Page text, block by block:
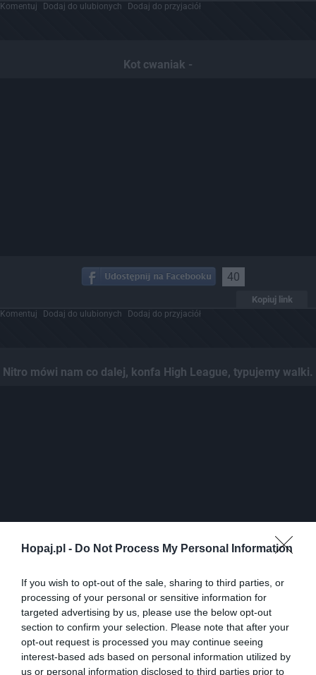
Hopaj.pl - Do Not Process My Personal Information
If you wish to opt-out of the sale, sharing to third parties, or
processing of your personal or sensitive information for
targeted advertising by us, please use the below opt-out
section to confirm your selection. Please note that after your
opt-out request is processed you may continue seeing
interest-based ads based on personal information utilized by
us or personal information disclosed to third parties prior to
Komentuj Dodaj do ulubionych Dodaj do przyjaciół
Kot cwaniak -
40
Kopiuj link
Komentuj Dodaj do ulubionych Dodaj do przyjaciół
Nitro mówi nam co dalej, konfa High League, typujemy walki.
0
Kopiuj link
Komentuj Dodaj do ulubionych Dodaj do przyjaciół